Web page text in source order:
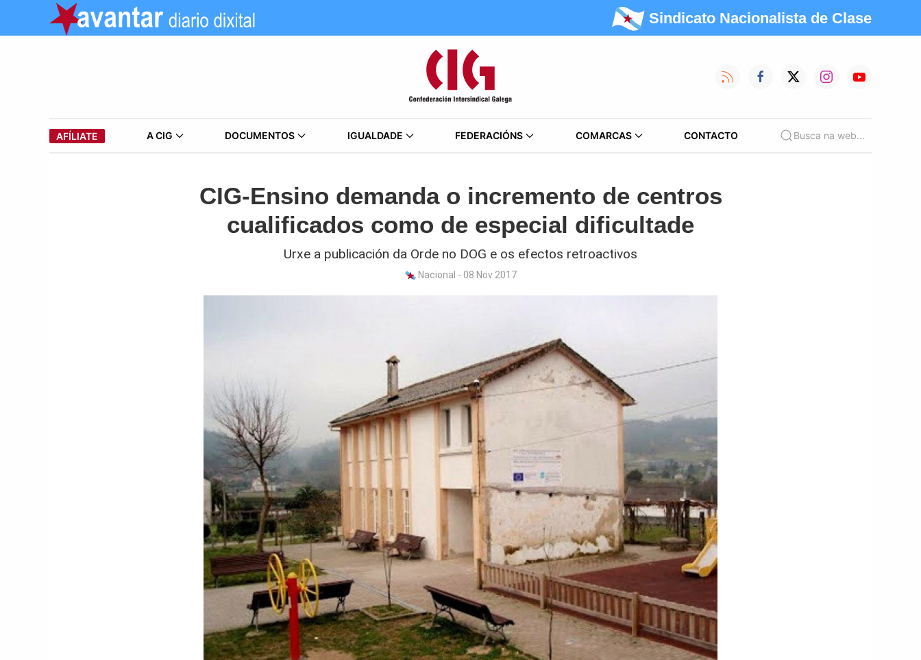
Sindicato Nacionalista de Clase
AFÍLIATE A CIG DOCUMENTOS IGUALDADE FEDERACIÓNS COMARCAS CONTACTO Busca na web...
CIG-Ensino demanda o incremento de centros
cualificados como de especial dificultade
Urxe a publicación da Orde no DOG e os efectos retroactivos
Nacional - 08 Nov 2017